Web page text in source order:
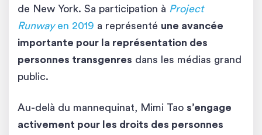
de New York. Sa participation à Project
Runwayen 2019 a représenté une avancée
importante pour la représentation des
personnes transgenres dans les médias grand
public.
Au-delà du mannequinat, Mimi Tao s’engage
activement pour les droits des personnes